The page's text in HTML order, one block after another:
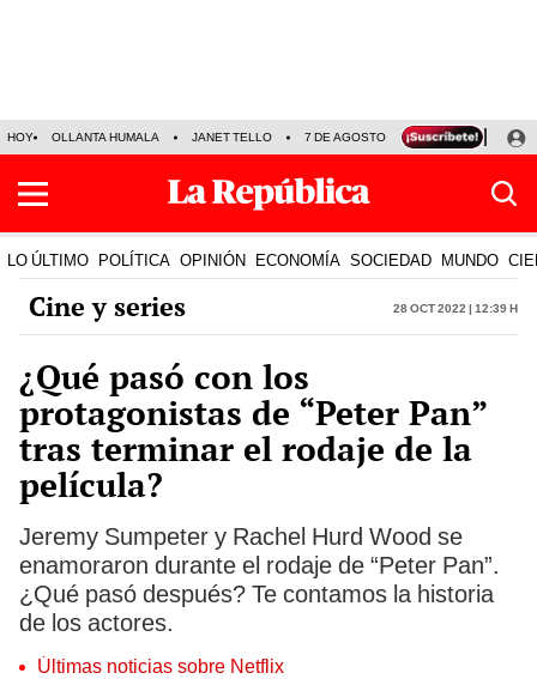
HOY OLLANTA HUMALA JANET TELLO 7 DE AGOSTO TINKA RESULTADOS
LO ÚLTIMO POLÍTICA OPINIÓN ECONOMÍA SOCIEDAD MUNDO
Cine y series 28 Oct 2022 | 12:39 h
¿Qué pasó con los
protagonistas de “Peter Pan”
tras terminar el rodaje de la
película?
Jeremy Sumpeter y Rachel Hurd Wood se
enamoraron durante el rodaje de “Peter Pan”.
¿Qué pasó después? Te contamos la historia
de los actores.
Últimas noticias sobre Netflix